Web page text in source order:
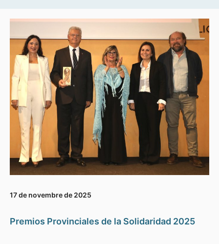
17 de novembre de 2025
Premios Provinciales de la Solidaridad 2025